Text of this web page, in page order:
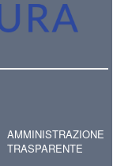
AMMINISTRAZIONE
TRASPARENTE